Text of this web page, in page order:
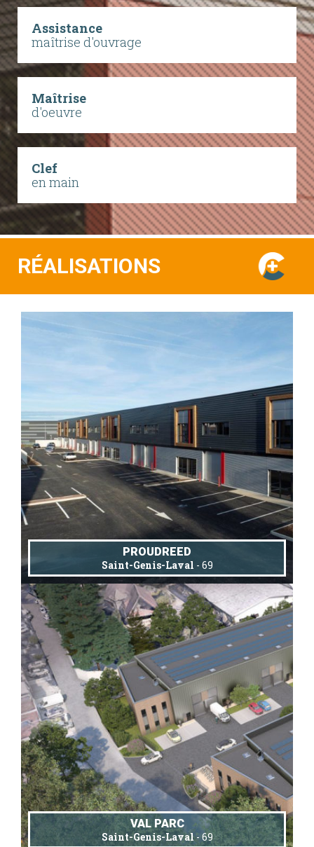
Assistance
maîtrise d'ouvrage
Maîtrise
d'oeuvre
Clef
en main
RÉALISATIONS
PROUDREED
Saint-Genis-Laval - 69
VAL PARC
Saint-Genis-Laval- 69